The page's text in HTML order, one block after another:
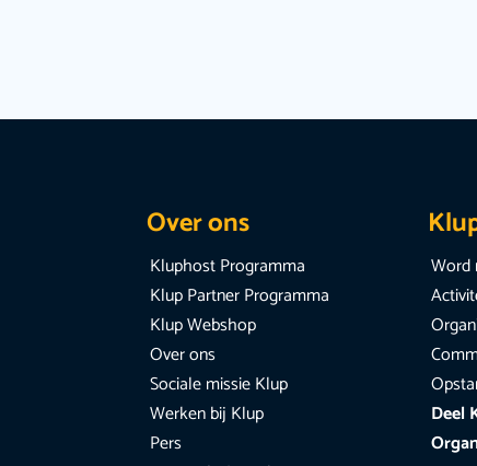
Over ons
Kluphost Programma
Klup Partner Programma
Klup Webshop
Over ons
Sociale missie Klup
Werken bij Klup
Pers
Word
Deel